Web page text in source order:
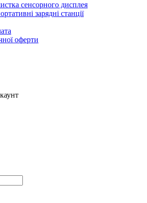
сенсорного дисплея
зарядні станції
оферти